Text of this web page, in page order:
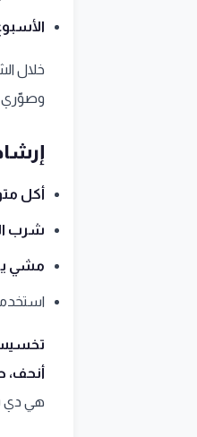
الأسبوع
خلال
وصوّري
أكل
شرب
مشي
تخسيس
أنحف،
هي دي